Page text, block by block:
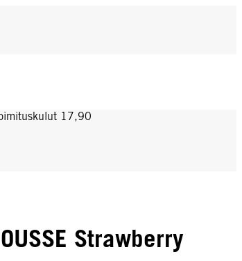
17,90
Strawberry